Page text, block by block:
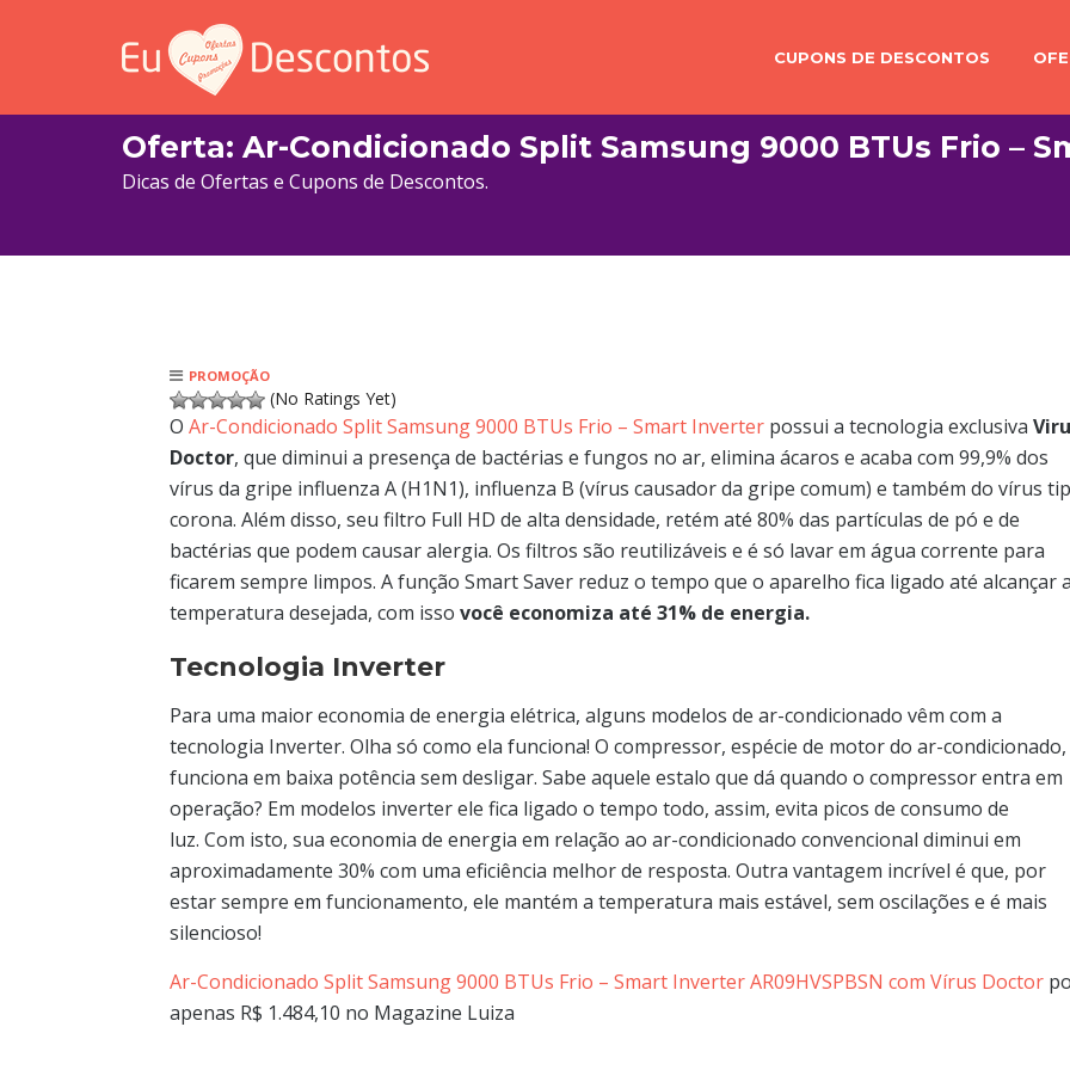
CUPONS DE DESCONTOS
Oferta: Ar-Condicionado Split Samsung 9000 BTUs Frio –
Dicas de Ofertas e Cupons de Descontos.
PROMOÇÃO
(No Ratings Yet)
O Ar-Condicionado Split Samsung 9000 BTUs Frio – Smart Inverter possui a tecnologia exclusiva
Doctor, que diminui a presença de bactérias e fungos no ar, elimina ácaros e acaba com 99,9% dos
vírus da gripe influenza A (H1N1), influenza B (vírus causador da gripe comum) e também do vírus
corona. Além disso, seu filtro Full HD de alta densidade, retém até 80% das partículas de pó e de
bactérias que podem causar alergia. Os filtros são reutilizáveis e é só lavar em água corrente para
ficarem sempre limpos. A função Smart Saver reduz o tempo que o aparelho fica ligado até alcançar
temperatura desejada, com isso você economiza até 31% de energia.
Tecnologia Inverter
Para uma maior economia de energia elétrica, alguns modelos de ar-condicionado vêm com a
tecnologia Inverter. Olha só como ela funciona! O compressor, espécie de motor do ar-condicionado,
funciona em baixa potência sem desligar. Sabe aquele estalo que dá quando o compressor entra em
operação? Em modelos inverter ele fica ligado o tempo todo, assim, evita picos de consumo de
luz. Com isto, sua economia de energia em relação ao ar-condicionado convencional diminui em
aproximadamente 30% com uma eficiência melhor de resposta. Outra vantagem incrível é que, por
estar sempre em funcionamento, ele mantém a temperatura mais estável, sem oscilações e é mais
silencioso!
Ar-Condicionado Split Samsung 9000 BTUs Frio – Smart Inverter AR09HVSPBSN com Vírus Doctor
apenas R$ 1.484,10 no Magazine Luiza